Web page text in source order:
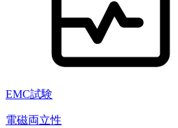
EMC試験
電磁両立性